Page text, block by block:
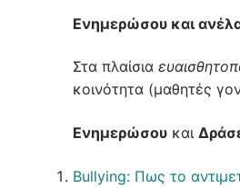
Ενημερώσου και
Στα πλαίσια
κοινότητα (μαθητές
Ενημερώσου και
Bullying: Πως το